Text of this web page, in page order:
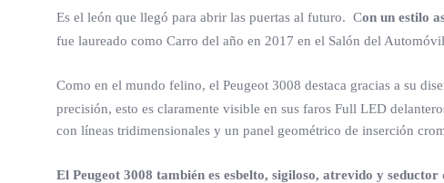
Es el león que llegó para abrir las puertas al futuro. Con un estilo
fue laureado como Carro del año en 2017 en el Salón del
Como en el mundo felino, el Peugeot 3008 destaca gracias a su
precisión, esto es claramente visible en sus faros Full LED
con líneas tridimensionales y un panel geométrico de inserción
El Peugeot 3008 también es esbelto, sigiloso, atrevido y